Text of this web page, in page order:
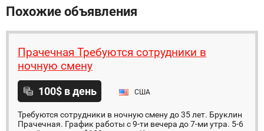
Похожие объявления
Прачечная Требуются сотрудники в
ночную смену
100$ в день США
Требуются сотрудники в ночную смену до 35 лет. Бруклин
Прачечная. График работы с 9-ти вечера до 7-ми утра. 5-6